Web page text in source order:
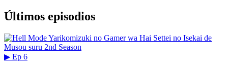
Últimos episodios
▶ Ep 6